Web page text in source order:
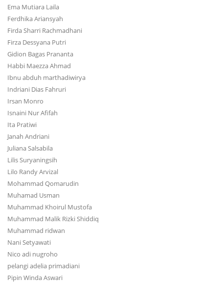
Ema Mutiara Laila
Ferdhika Ariansyah
Firda Sharri Rachmadhani
Firza Dessyana Putri
Gidion Bagas Prananta
Habbi Maezza Ahmad
Ibnu abduh marthadiwirya
Indriani Dias Fahruri
Irsan Monro
Isnaini Nur Afifah
Ita Pratiwi
Janah Andriani
Juliana Salsabila
Lilis Suryaningsih
Lilo Randy Arvizal
Mohammad Qomarudin
Muhamad Usman
Muhammad Khoirul Mustofa
Muhammad Malik Rizki Shiddiq
Muhammad ridwan
Nani Setyawati
Nico adi nugroho
pelangi adelia primadiani
Pipin Winda Aswari